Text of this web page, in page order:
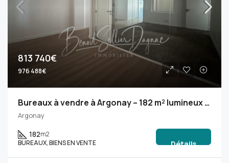
813 740€
976 488€
Bureaux à vendre à Argonay – 182 m² lumineux avec 8 stationnements
Argonay
182m2
BUREAUX, BIENS EN VENTE
Détails